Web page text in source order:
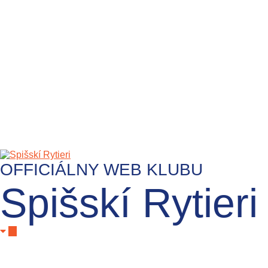
OFFICIÁLNY WEB KLUBU
Spišskí Rytieri